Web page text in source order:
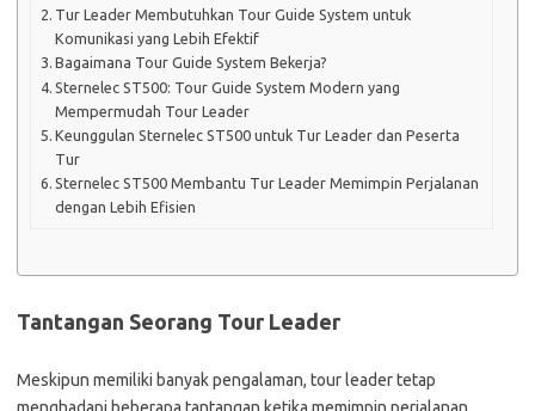
Tur Leader Membutuhkan Tour Guide System untuk
Komunikasi yang Lebih Efektif
Bagaimana Tour Guide System Bekerja?
Sternelec ST500: Tour Guide System Modern yang
Mempermudah Tour Leader
Keunggulan Sternelec ST500 untuk Tur Leader dan Peserta
Tur
Sternelec ST500 Membantu Tur Leader Memimpin Perjalanan
dengan Lebih Efisien
Tantangan Seorang Tour Leader
Meskipun memiliki banyak pengalaman, tour leader tetap